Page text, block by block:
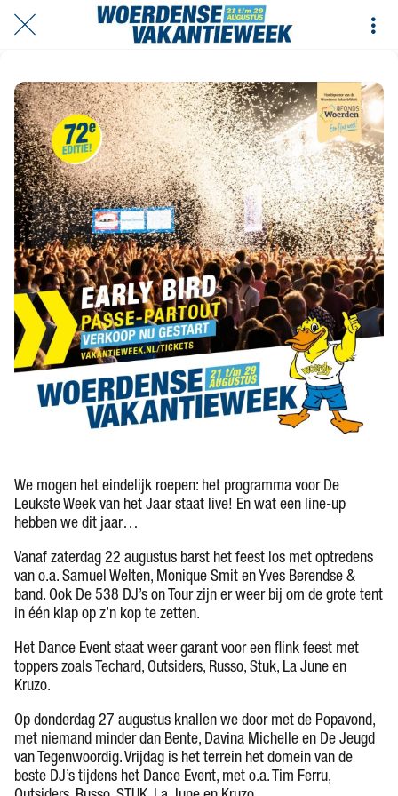
We mogen het eindelijk roepen: het programma voor De
Leukste Week van het Jaar staat live! En wat een line-up
hebben we dit jaar…
Vanaf zaterdag 22 augustus barst het feest los met optredens
van o.a. Samuel Welten, Monique Smit en Yves Berendse &
band. Ook De 538 DJ’s on Tour zijn er weer bij om de grote tent
in één klap op z’n kop te zetten.
Het Dance Event staat weer garant voor een flink feest met
toppers zoals Techard, Outsiders, Russo, Stuk, La June en
Kruzo.
Op donderdag 27 augustus knallen we door met de Popavond,
met niemand minder dan Bente, Davina Michelle en De Jeugd
van Tegenwoordig. Vrijdag is het terrein het domein van de
beste DJ’s tijdens het Dance Event, met o.a. Tim Ferru,